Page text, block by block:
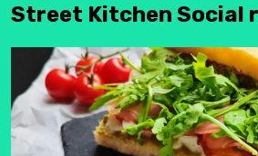
Street Kitchen Social